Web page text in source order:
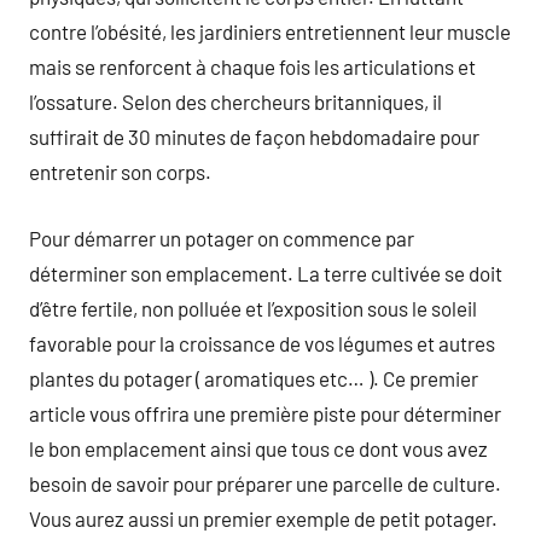
contre l’obésité, les jardiniers entretiennent leur muscle
mais se renforcent à chaque fois les articulations et
l’ossature. Selon des chercheurs britanniques, il
suffirait de 30 minutes de façon hebdomadaire pour
entretenir son corps.
Pour démarrer un potager on commence par
déterminer son emplacement. La terre cultivée se doit
d’être fertile, non polluée et l’exposition sous le soleil
favorable pour la croissance de vos légumes et autres
plantes du potager ( aromatiques etc… ). Ce premier
article vous offrira une première piste pour déterminer
le bon emplacement ainsi que tous ce dont vous avez
besoin de savoir pour préparer une parcelle de culture.
Vous aurez aussi un premier exemple de petit potager.